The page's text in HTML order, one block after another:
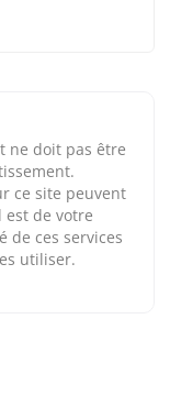
ne doit pas être
ce site peuvent
est de votre
de ces services
utiliser.